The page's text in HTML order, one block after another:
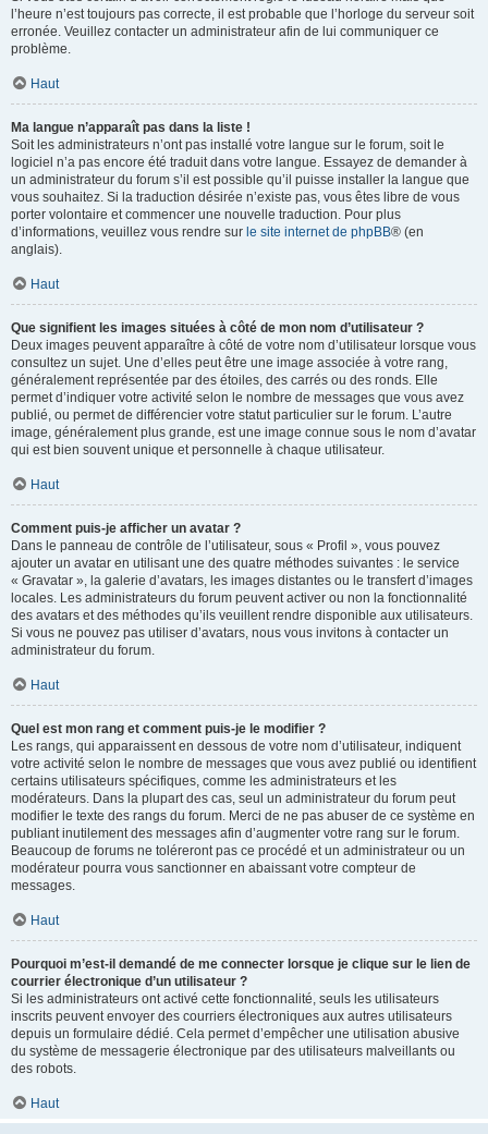
l’heure n’est toujours pas correcte, il est probable que l’horloge du serveur soit
erronée. Veuillez contacter un administrateur afin de lui communiquer ce
problème.
Haut
Ma langue n’apparaît pas dans la liste !
Soit les administrateurs n’ont pas installé votre langue sur le forum, soit le
logiciel n’a pas encore été traduit dans votre langue. Essayez de demander à
un administrateur du forum s’il est possible qu’il puisse installer la langue que
vous souhaitez. Si la traduction désirée n’existe pas, vous êtes libre de vous
porter volontaire et commencer une nouvelle traduction. Pour plus
d’informations, veuillez vous rendre sur le site internet de phpBB® (en
anglais).
Haut
Que signifient les images situées à côté de mon nom d’utilisateur ?
Deux images peuvent apparaître à côté de votre nom d’utilisateur lorsque vous
consultez un sujet. Une d’elles peut être une image associée à votre rang,
généralement représentée par des étoiles, des carrés ou des ronds. Elle
permet d’indiquer votre activité selon le nombre de messages que vous avez
publié, ou permet de différencier votre statut particulier sur le forum. L’autre
image, généralement plus grande, est une image connue sous le nom d’avatar
qui est bien souvent unique et personnelle à chaque utilisateur.
Haut
Comment puis-je afficher un avatar ?
Dans le panneau de contrôle de l’utilisateur, sous « Profil », vous pouvez
ajouter un avatar en utilisant une des quatre méthodes suivantes : le service
« Gravatar », la galerie d’avatars, les images distantes ou le transfert d’images
locales. Les administrateurs du forum peuvent activer ou non la fonctionnalité
des avatars et des méthodes qu’ils veuillent rendre disponible aux utilisateurs.
Si vous ne pouvez pas utiliser d’avatars, nous vous invitons à contacter un
administrateur du forum.
Haut
Quel est mon rang et comment puis-je le modifier ?
Les rangs, qui apparaissent en dessous de votre nom d’utilisateur, indiquent
votre activité selon le nombre de messages que vous avez publié ou identifient
certains utilisateurs spécifiques, comme les administrateurs et les
modérateurs. Dans la plupart des cas, seul un administrateur du forum peut
modifier le texte des rangs du forum. Merci de ne pas abuser de ce système en
publiant inutilement des messages afin d’augmenter votre rang sur le forum.
Beaucoup de forums ne toléreront pas ce procédé et un administrateur ou un
modérateur pourra vous sanctionner en abaissant votre compteur de
messages.
Haut
Pourquoi m’est-il demandé de me connecter lorsque je clique sur le lien de
courrier électronique d’un utilisateur ?
Si les administrateurs ont activé cette fonctionnalité, seuls les utilisateurs
inscrits peuvent envoyer des courriers électroniques aux autres utilisateurs
depuis un formulaire dédié. Cela permet d’empêcher une utilisation abusive
du système de messagerie électronique par des utilisateurs malveillants ou
des robots.
Haut